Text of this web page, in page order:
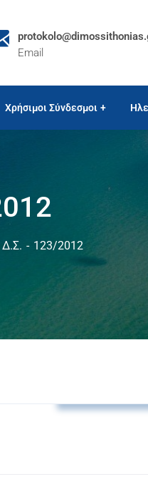
Email
Χρήσιμοι Σύνδεσμοι
123/2012